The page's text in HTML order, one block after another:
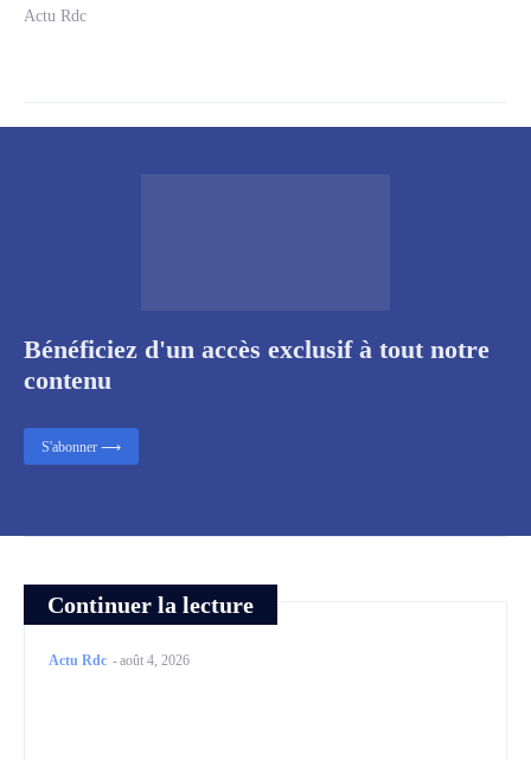
Actu Rdc
Continuer la lecture
Actu Rdc -août 4, 2026
Bénéficiez d'un accès exclusif à tout notre
contenu
S'abonner ⟶